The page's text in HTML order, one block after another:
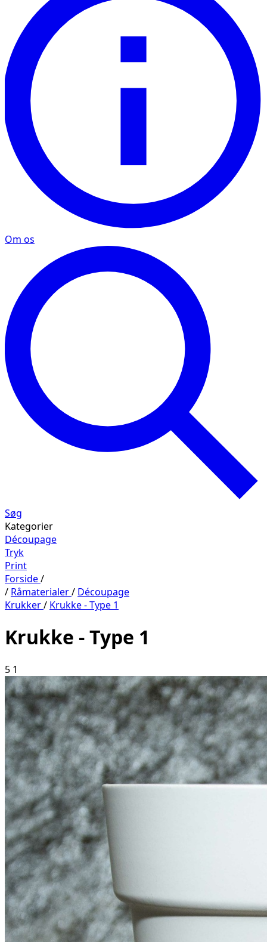
Om os
Søg
Kategorier
Découpage
Tryk
Print
Forside/
/ Råmaterialer/ Découpage
Krukker/ Krukke - Type 1
Krukke - Type 1
5 1